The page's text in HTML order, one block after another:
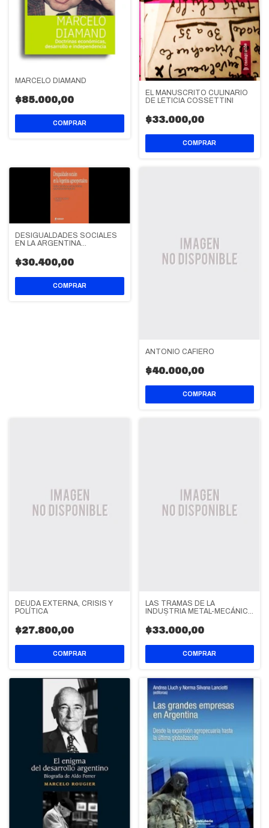
MARCELO DIAMAND
$85.000,00
EL MANUSCRITO CULINARIO
DE LETICIA COSSETTINI
$33.000,00
DESIGUALDADES SOCIALES
EN LA ARGENTINA
$30.400,00
ANTONIO CAFIERO
$40.000,00
DEUDA EXTERNA, CRISIS Y
POLÍTICA
$27.800,00
LAS TRAMAS DE LA
INDUSTRIA METAL-MECÁNICA
$33.000,00